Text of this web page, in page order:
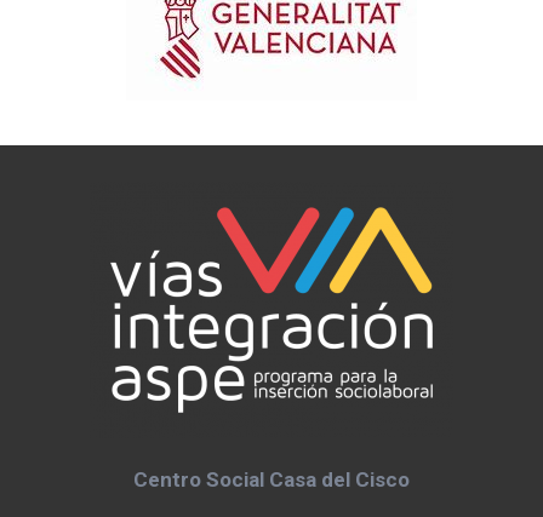
Centro Social Casa del Cisco